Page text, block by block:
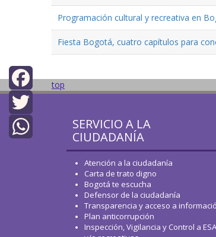
Facebook
Twitter
Programación cultural y recreativa en
Fiesta Bogotá, cuatro capítulos para
top
SERVICIO A LA
CIUDADANÍA
Atención a la ciudadanía
Carta de trato digno
Bogotá te escucha
Defensor de la ciudadanía
Transparencia y acceso a
Plan anticorrupción
Inspección, Vigilancia y Control a